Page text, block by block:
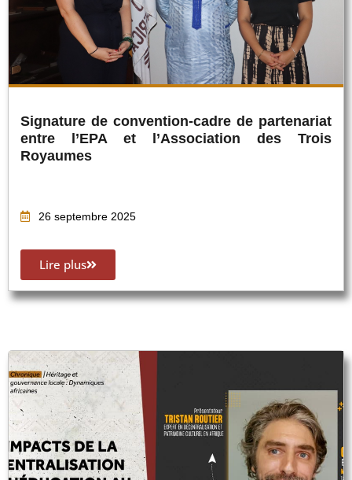
Signature de convention-cadre de partenariat
entre l’EPA et l’Association des Trois
Royaumes
26 septembre 2025
Lire plus